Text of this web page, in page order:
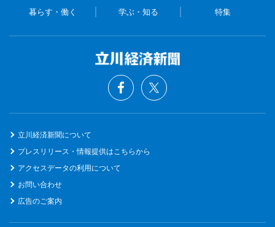
暮らす・働く 学ぶ・知る 特集
立川経済新聞について
プレスリリース・情報提供はこちらから
アクセスデータの利用について
お問い合わせ
広告のご案内